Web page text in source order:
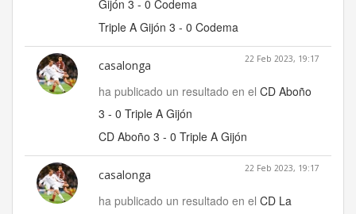
Gijón 3 - 0 Codema
Triple A Gijón 3 - 0 Codema
casalonga 22 Feb 2023, 19:17
ha publicado un resultado en el CD Aboño
3 - 0 Triple A Gijón
CD Aboño 3 - 0 Triple A Gijón
casalonga 22 Feb 2023, 19:17
ha publicado un resultado en el CD La